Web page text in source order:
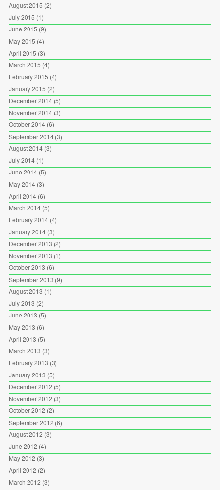
August 2015 (2)
July 2015 (1)
June 2015 (9)
May 2015 (4)
April 2015 (3)
March 2015 (4)
February 2015 (4)
January 2015 (2)
December 2014(5)
November 2014(3)
October 2014(6)
September 2014(3)
August 2014(3)
July 2014(1)
June 2014(5)
May 2014(3)
April 2014(6)
March 2014(5)
February 2014(4)
January 2014(3)
December 2013 (2)
November 2013 (1)
October 2013 (6)
September 2013 (9)
August 2013 (1)
July 2013 (2)
June 2013 (5)
May 2013 (6)
April 2013 (5)
March 2013 (3)
February 2013 (3)
January 2013 (5)
December 2012 (5)
November 2012 (3)
October 2012 (2)
September 2012 (6)
August 2012 (3)
June 2012 (4)
May 2012 (3)
April 2012 (2)
March 2012 (3)